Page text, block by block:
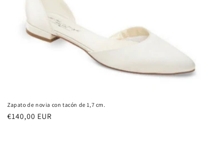
Zapato de novia con tacón de 1,7 cm.
Precio
€140,00 EUR